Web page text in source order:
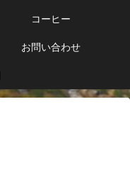
コーヒー
お問い合わせ